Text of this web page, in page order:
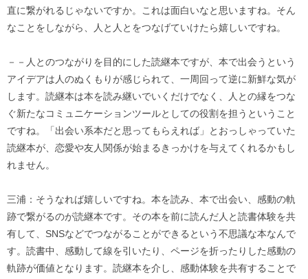
直に繋がれるじゃないですか。これは面白いなと思いますね。そん
なことをしながら、人と人とをつなげていけたら嬉しいですね。
－－人とのつながりを目的にした読継本ですが、本で出会うという
アイデアは人のぬくもりが感じられて、一周回って逆に新鮮な気が
します。読継本は本を読み継いでいくだけでなく、人との縁をつな
ぐ新たなコミュニケーションツールとしての役割を担うということ
ですね。「出会い系本だと思ってもらえれば」とおっしゃっていた
読継本が、恋愛や友人関係が始まるきっかけを与えてくれるかもし
れません。
三浦：そうなれば嬉しいですね。本を読み、本で出会い、感動の軌
跡で繋がるのが読継本です。その本を前に読んだ人と読書体験を共
有して、SNSなどでつながることができるという不思議な本なんで
す。読書中、感動して線を引いたり、ページを折ったりした感動の
軌跡が価値となります。読継本を介し、感動体験を共有することで